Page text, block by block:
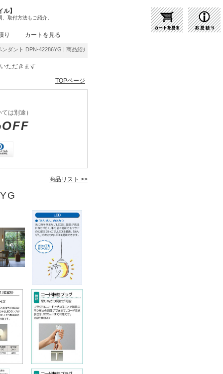
】
取付方法もご紹介。
り カートを見る
ト DPN-42286YG | 商品紹介 | 照明器具の通販・インテリア照明の通信販売【ライトス
ただきます
TOPページ
は別途）
商品リスト >>